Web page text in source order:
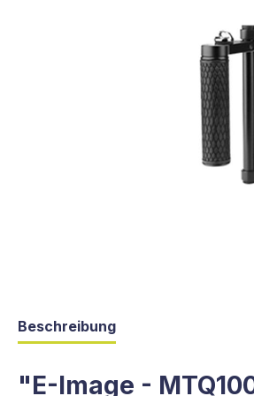
Beschreibung
"E-Image -